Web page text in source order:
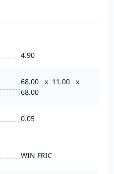
4.90
68.00 x 11.00 x
68.00
0.05
WIN FRIC